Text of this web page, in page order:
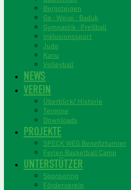
Bergsteigen
Go · Weiqi · Baduk
Gymnastik · Prellball
Inklusionssport
Judo
Kanu
Volleyball
NEWS
VEREIN
Überblick/ Historie
Termine
Downloads
PROJEKTE
SPECK WEG Benefizturnier
Ferien Basketball Camp
UNTERSTÜTZER
Sponsoring
Förderverein